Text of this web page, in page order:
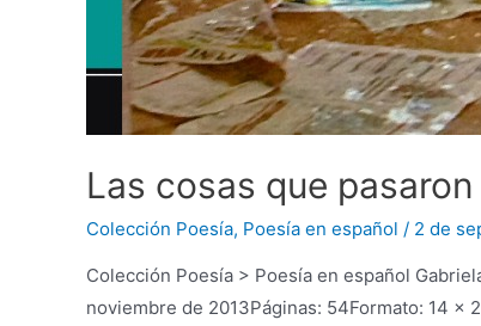
Las cosas que pasaron
Colección Poesía, Poesía en español / 2 de
Colección Poesía > Poesía en español
noviembre de 2013Páginas: 54Formato: 14 x